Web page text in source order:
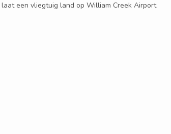
een vliegtuig land op William Creek Airport.